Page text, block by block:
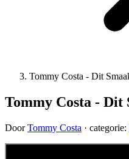
Tommy Costa - Dit
Tommy Costa -
DoorTommy Costa · categorie: